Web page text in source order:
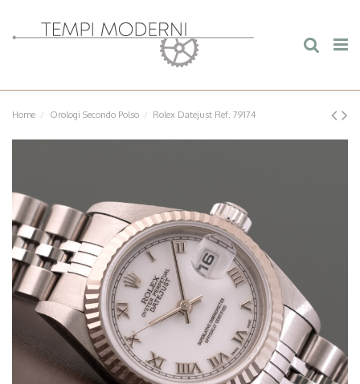
Home Orologi Secondo Polso Rolex Datejust Ref. 79174